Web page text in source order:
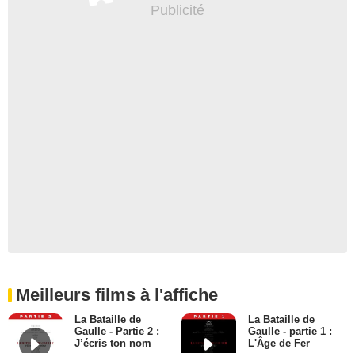
Meilleurs films à l'affiche
La Bataille de
Gaulle - Partie 2 :
J’écris ton nom
La Bataille de
Gaulle - partie 1 :
L'Âge de Fer